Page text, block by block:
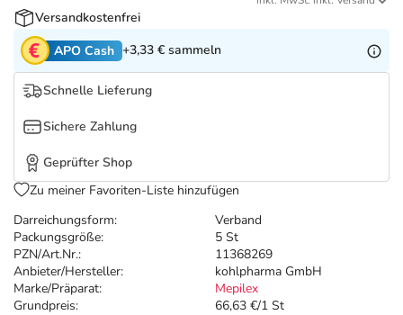
Tierapotheke
Marken
Salus Deals
Darreichungsform:
Verband
Packungsgröße:
5 St
PZN/Art.Nr.:
11368269
Anbieter/Hersteller:
kohlpharma GmbH
Marke/Präparat:
Mepilex
Grundpreis:
66,63 €/1 St
Versandkostenfrei
APO Cash +3,33 € sammeln
Schnelle Lieferung
Sichere Zahlung
Geprüfter Shop
Zu meiner Favoriten-Liste hinzufügen